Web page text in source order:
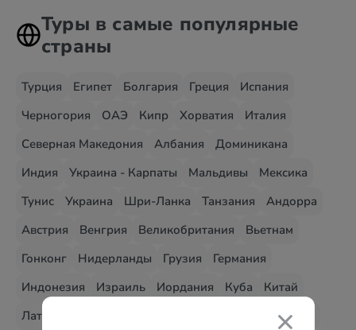
Туры в самые популярные
страны
Турция Египет Болгария Греция
Испания
Черногория
ОАЭ Кипр Хорватия
Италия
Северная Македония
Албания
Доминикана
Индия
Украина - Карпаты Мальдивы
Мексика
Тунис
Украина Шри-Ланка Танзания
Андорра
Австрия
Венгрия Великобритания
Вьетнам
Гонконг
Нидерланды Грузия
Германия
Индонезия
Израиль Иордания Куба
Китай
Латвия
Маврикий